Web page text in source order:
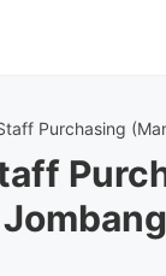
Purchasing